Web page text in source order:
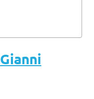
Gianni